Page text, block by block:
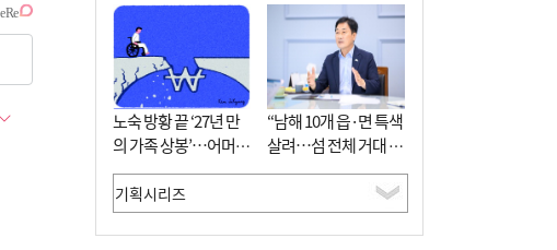
노숙 방황 끝 ‘27년 만
의 가족 상봉’…어머니
와 행복 꿈꿔
“남해 10개 읍·면 특색
살려…섬 전체 거대 정
원으로 조성”